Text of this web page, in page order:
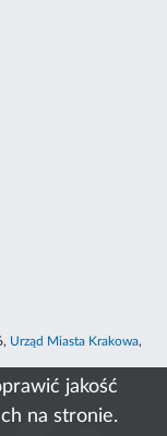
jakość
na stronie.
Urząd Miasta Krakowa,